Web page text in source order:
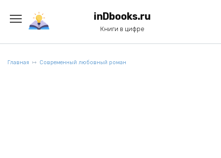
содержанию
inDbooks.ru
Книги в цифре
Главная Современный любовный роман